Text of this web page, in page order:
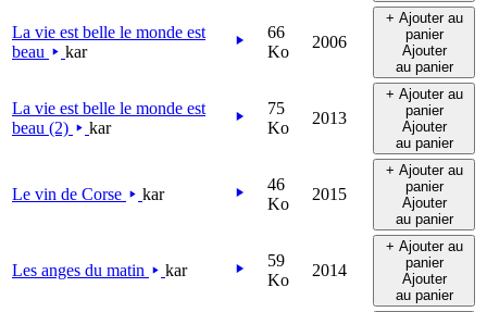
La vie est belle le monde est
beau
kar
66
Ko
2006
+ Ajouter au
panier
Ajouter
au panier
La vie est belle le monde est
beau (2)
kar
75
Ko
2013
+ Ajouter au
panier
Ajouter
au panier
Le vin de Corse kar
46
Ko
2015
+ Ajouter au
panier
Ajouter
au panier
Les anges du matin kar
59
Ko
2014
+ Ajouter au
panier
Ajouter
au panier